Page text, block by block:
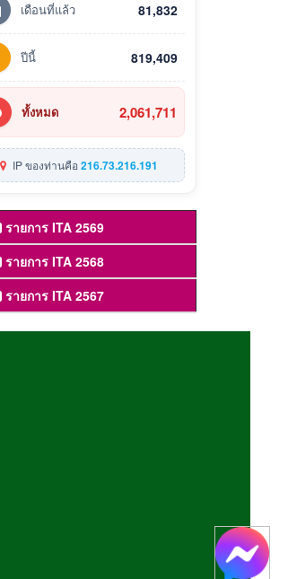
เดือนที่แล้ว 81,832
ปีนี้ 819,409
ทั้งหมด 2,061,711
IP ของท่านคือ216.73.216.191
รายการ ITA 2569
รายการ ITA 2568
รายการ ITA 2567